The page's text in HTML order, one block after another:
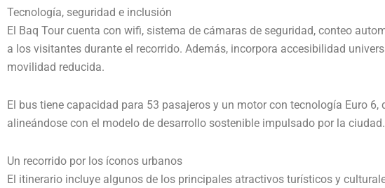
Tecnología, seguridad e inclusión
El Baq Tour cuenta con wifi, sistema de cámaras de seguridad, conteo
a los visitantes durante el recorrido. Además, incorpora accesibilidad
movilidad reducida.
El bus tiene capacidad para 53 pasajeros y un motor con tecnología Euro
alineándose con el modelo de desarrollo sostenible impulsado por la ciudad.
Un recorrido por los íconos urbanos
El itinerario incluye algunos de los principales atractivos turísticos y